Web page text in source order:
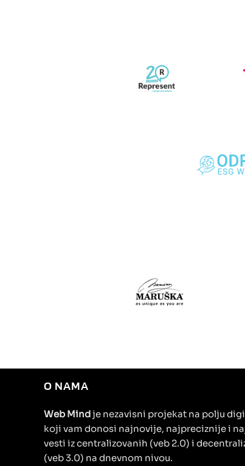
O NAMA
Web Mindje nezavisni projekat na polju
koji vam donosi najnovije, najpreciznije i
vesti iz centralizovanih (veb 2.0) i
(veb 3.0) na dnevnom nivou.